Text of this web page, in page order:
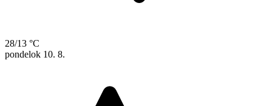
28/13 °C
pondelok 10. 8.